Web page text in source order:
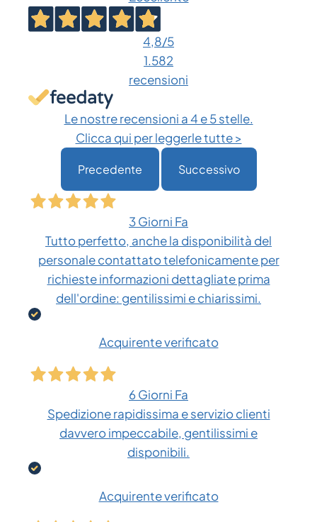
4,8/5
1.582
recensioni
Le nostre recensioni a 4 e 5 stelle.
Clicca qui per leggerle tutte >
Precedente Successivo
3 Giorni Fa
Tutto perfetto, anche la disponibilità del
personale contattato telefonicamente per
richieste informazioni dettagliate prima
dell'ordine: gentilissimi e chiarissimi.
Acquirente verificato
6 Giorni Fa
Spedizione rapidissima e servizio clienti
davvero impeccabile, gentilissimi e
disponibili.
Acquirente verificato